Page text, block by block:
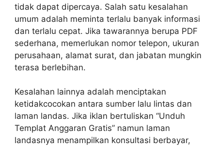
tidak dapat dipercaya. Salah satu kesalahan
umum adalah meminta terlalu banyak informasi
dan terlalu cepat. Jika tawarannya berupa PDF
sederhana, memerlukan nomor telepon, ukuran
perusahaan, alamat surat, dan jabatan mungkin
terasa berlebihan.
Kesalahan lainnya adalah menciptakan
ketidakcocokan antara sumber lalu lintas dan
laman landas. Jika iklan bertuliskan “Unduh
Templat Anggaran Gratis” namun laman
landasnya menampilkan konsultasi berbayar,